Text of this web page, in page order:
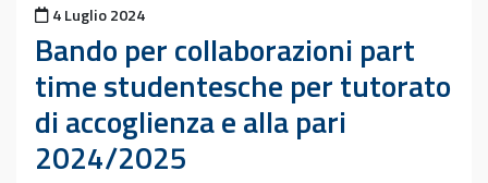
Pubblicato il
4 Luglio 2024
Bando per collaborazioni part
time studentesche per tutorato
di accoglienza e alla pari
2024/2025